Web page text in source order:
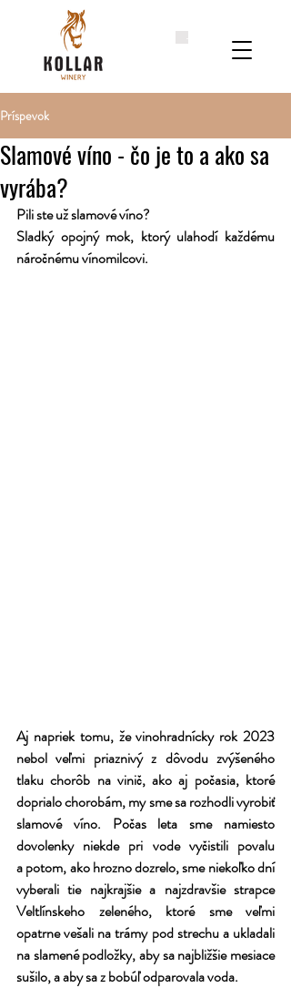
Príspevok
Slamové víno - čo je to a ako sa
vyrába?
Pili ste už slamové víno?
Sladký opojný mok, ktorý ulahodí každému
náročnému vínomilcovi.
Aj napriek tomu, že vinohradnícky rok 2023
nebol veľmi priaznivý z dôvodu zvýšeného
tlaku chorôb na vinič, ako aj počasia, ktoré
doprialo chorobám, my sme sa rozhodli vyrobiť
slamové víno. Počas leta sme namiesto
dovolenky niekde pri vode vyčistili povalu
a potom, ako hrozno dozrelo, sme niekoľko dní
vyberali tie najkrajšie a najzdravšie strapce
Veltlínskeho zeleného, ktoré sme veľmi
opatrne vešali na trámy pod strechu a ukladali
na slamené podložky, aby sa najbližšie mesiace
sušilo, a aby sa z bobúľ odparovala voda.